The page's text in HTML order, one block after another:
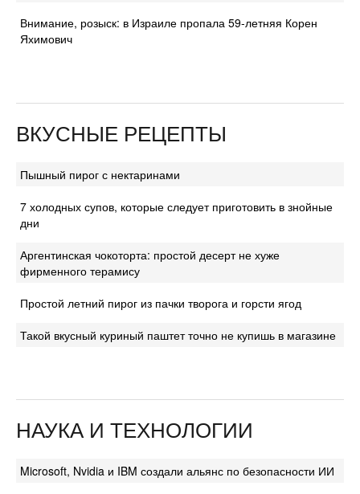
Внимание, розыск: в Израиле пропала 59-летняя Корен
Яхимович
ВКУСНЫЕ РЕЦЕПТЫ
Пышный пирог с нектаринами
7 холодных супов, которые следует приготовить в знойные
дни
Аргентинская чокоторта: простой десерт не хуже
фирменного терамису
Простой летний пирог из пачки творога и горсти ягод
Такой вкусный куриный паштет точно не купишь в магазине
НАУКА И ТЕХНОЛОГИИ
Microsoft, Nvidia и IBM создали альянс по безопасности ИИ